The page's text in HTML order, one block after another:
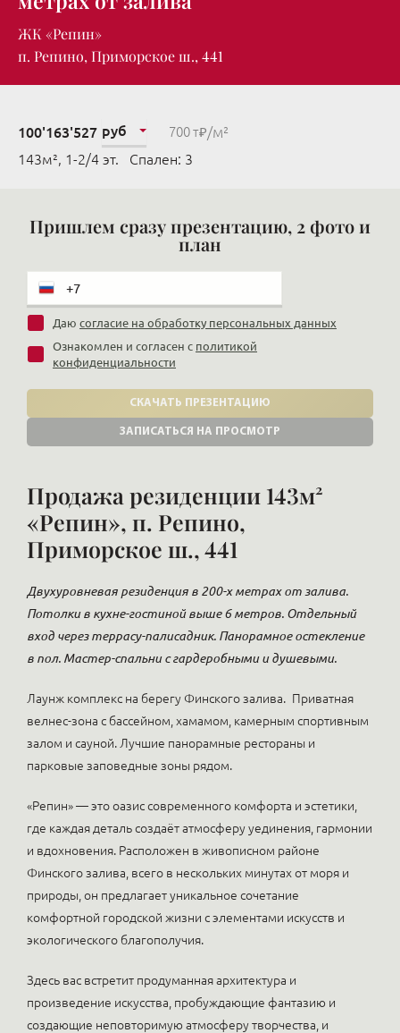
ЖК «Репин»
п. Репино, Приморское ш., 441
100'163'527 руб 700 т₽/м²
143м², 1-2/4 эт. Cпален: 3
Пришлем сразу презентацию, 2 фото и
план
Даю согласие на обработку персональных данных
Ознакомлен и согласен с политикой
конфиденциальности
СКАЧАТЬ ПРЕЗЕНТАЦИЮ
ЗАПИСАТЬСЯ НА ПРОСМОТР
Продажа резиденции 143м²
«Репин», п. Репино,
Приморское ш., 441
Двухуровневая резиденция в 200-х метрах от залива.
Потолки в кухне-гостиной выше 6 метров. Отдельный
вход через террасу-палисадник. Панорамное остекление
в пол. Мастер-спальни с гардеробными и душевыми.
Лаунж комплекс на берегу Финского залива. Приватная
велнес-зона с бассейном, хамамом, камерным спортивным
залом и сауной. Лучшие панорамные рестораны и
парковые заповедные зоны рядом.
«Репин» — это оазис современного комфорта и эстетики,
где каждая деталь создаёт атмосферу уединения, гармонии
и вдохновения. Расположен в живописном районе
Финского залива, всего в нескольких минутах от моря и
природы, он предлагает уникальное сочетание
комфортной городской жизни с элементами искусств и
экологического благополучия.
Здесь вас встретит продуманная архитектура и
произведение искусства, пробуждающие фантазию и
создающие неповторимую атмосферу творчества, и